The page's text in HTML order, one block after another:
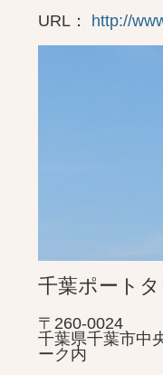
URL： http://
千葉ポート
〒260-0024
千葉県千葉市中
ーク内